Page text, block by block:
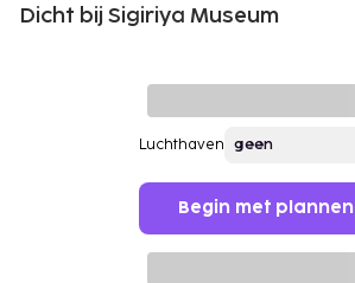
Dicht bij Sigiriya Museum
Luchthaven
Begin met plannen